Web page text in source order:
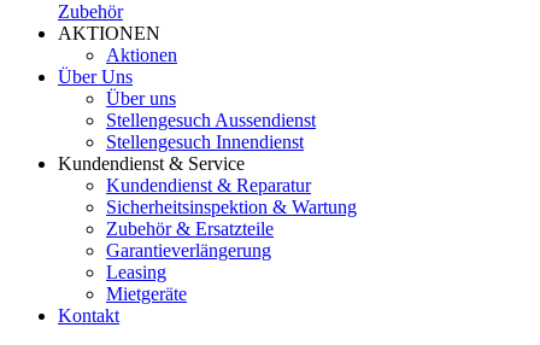
Zubehör
AKTIONEN
Aktionen
Über Uns
Über uns
Stellengesuch Aussendienst
Stellengesuch Innendienst
Kundendienst & Service
Kundendienst & Reparatur
Sicherheitsinspektion & Wartung
Zubehör & Ersatzteile
Garantieverlängerung
Leasing
Mietgeräte
Kontakt